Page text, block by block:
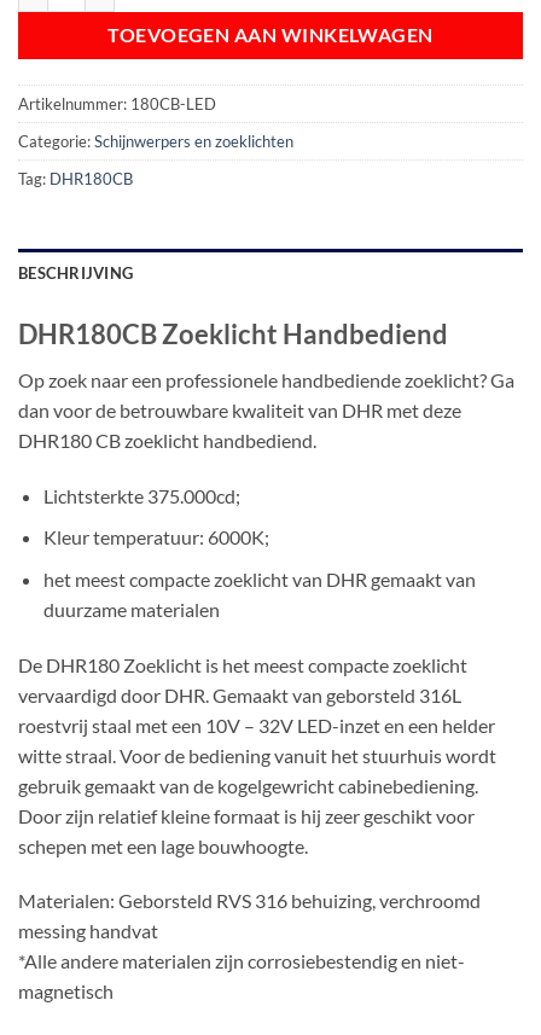
TOEVOEGEN AAN WINKELWAGEN
Artikelnummer: 180CB-LED
Categorie:Schijnwerpers en zoeklichten
Tag: DHR180CB
BESCHRIJVING
DHR180CB Zoeklicht Handbediend
Op zoek naar een professionele handbediende zoeklicht? Ga
dan voor de betrouwbare kwaliteit van DHR met deze
DHR180 CB zoeklicht handbediend.
Lichtsterkte 375.000cd;
Kleur temperatuur: 6000K;
het meest compacte zoeklicht van DHR gemaakt van
duurzame materialen
De DHR180 Zoeklicht is het meest compacte zoeklicht
vervaardigd door DHR. Gemaakt van geborsteld 316L
roestvrij staal met een 10V – 32V LED-inzet en een helder
witte straal. Voor de bediening vanuit het stuurhuis wordt
gebruik gemaakt van de kogelgewricht cabinebediening.
Door zijn relatief kleine formaat is hij zeer geschikt voor
schepen met een lage bouwhoogte.
Materialen: Geborsteld RVS 316 behuizing, verchroomd
messing handvat
*Alle andere materialen zijn corrosiebestendig en niet-
magnetisch